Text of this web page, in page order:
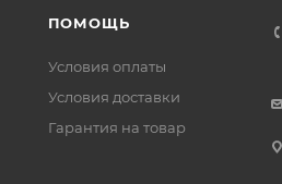
ПОМОЩЬ
Условия оплаты
Условия доставки
Гарантия на товар